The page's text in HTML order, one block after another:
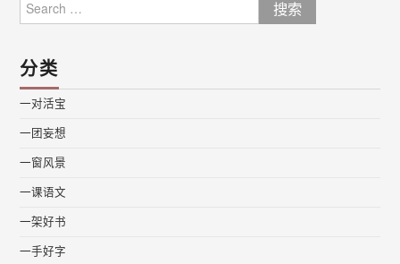
for:
分类
一对活宝
一团妄想
一窗风景
一课语文
一架好书
一手好字